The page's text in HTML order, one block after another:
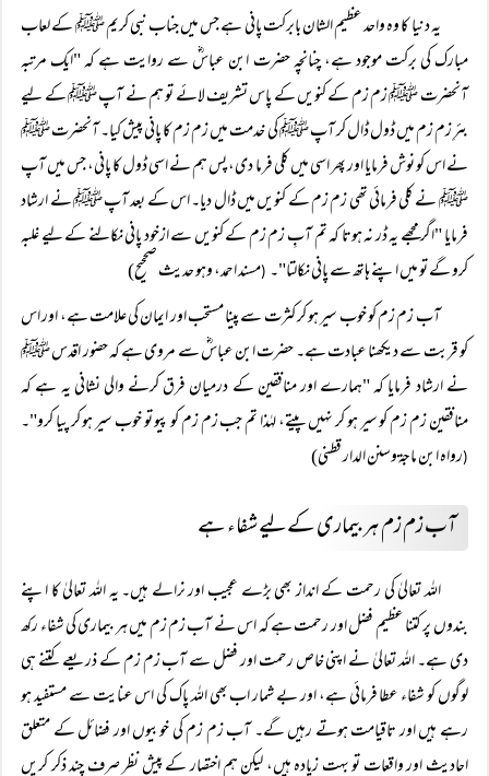
یہ دنیا کا وہ واحد عظیم الشان بابرکت پانی ہے جس میں جناب نبی کریم ﷺ کے لعاب
مبارک کی برکت موجود ہے، چنانچہ حضرت ابن عباسؓ سے روایت ہے کہ "ایک مرتبہ
آنحضرت ﷺ زم زم کے کنویں کے پاس تشریف لائے تو ہم نے آپ ﷺ کے لیے
بئرِ زم زم میں ڈول ڈال کر آپ ﷺ کی خدمت میں زم زم کا پانی پیش کیا۔ آنحضرت ﷺ
نے اس کو نوش فرمایا اور پھر اسی میں کلی فرما دی، پس ہم نے اسی ڈول کا پانی، جس میں آپ
ﷺ نے کلی فرمائی تھی زم زم کے کنویں میں ڈال دیا۔ اس کے بعد آپ ﷺ نے ارشاد
فرمایا "اگر مجھے یہ ڈر نہ ہوتا کہ تم آبِ زم زم کے کنویں سے ازخود پانی نکالنے کے لیے غلبہ
کرو گے تو میں اپنے ہاتھ سے پانی نکالتا"۔ (مسند احمد، وہو حدیث صححیح)
آب زم زم کو خوب سیر ہو کر کثرت سے پینا مستحب اور ایمان کی علامت ہے، اور اس
کو قربت سے دیکھنا عبادت ہے۔ حضرت ابن عباسؓ سے مروی ہے کہ حضور اقدس ﷺ
نے ارشاد فرمایا کہ "ہمارے اور منافقین کے درمیان فرق کرنے والی نشانی یہ ہے کہ
منافقین زم زم کو سیر ہو کر نہیں پیتے، لہٰذا تم جب زم زم کو پیو تو خوب سیر ہو کر پیا کرو"۔
(رواہ ابن ماجۃ وسنن الدار قطنی)
آب زم زم ہر بیماری کے لیے شفاء ہے
اللہ تعالیٰ کی رحمت کے انداز بھی بڑے عجیب اور نرالے ہیں۔ یہ اللہ تعالیٰ کا اپنے
بندوں پر کتنا عظیم فضل اور رحمت ہے کہ اس نے آب زم زم میں ہر بیماری کی شفاء رکھ
دی ہے۔ اللہ تعالیٰ نے اپنی خاص رحمت اور فضل سے آب زم زم کے ذریعے کتنے ہی
لوگوں کو شفاء عطا فرمائی ہے، اور بے شمار اب بھی اللہ پاک کی اس عنایت سے مستفید ہو
رہے ہیں اور تاقیامت ہوتے رہیں گے۔ آب زم زم کی خوبیوں اور فضائل کے متعلق
احادیث اور واقعات تو بہت زیادہ ہیں، لیکن ہم اختصار کے پیش نظر صرف چند ذکر کریں